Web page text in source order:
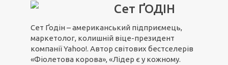
Сет ҐОДІН
Сет Ґодін – американський підприємець,
маркетолог, колишній віце-президент
компанії Yahoo!. Автор світових бестселерів
«Фіолетова корова», «Лідер є у кожному.